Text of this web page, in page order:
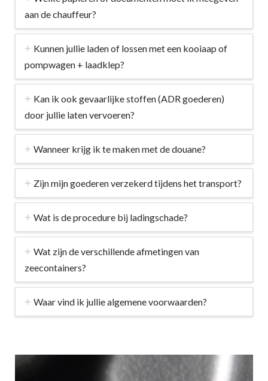
aan de chauffeur?
Kunnen jullie laden of lossen met een kooiaap of
pompwagen + laadklep?
Kan ik ook gevaarlijke stoffen (ADR goederen)
door jullie laten vervoeren?
Wanneer krijg ik te maken met de douane?
Zijn mijn goederen verzekerd tijdens het transport?
Wat is de procedure bij ladingschade?
Wat zijn de verschillende afmetingen van
zeecontainers?
Waar vind ik jullie algemene voorwaarden?